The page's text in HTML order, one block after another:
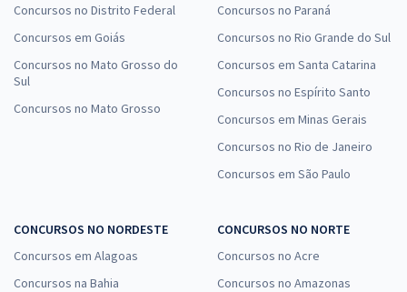
Concursos no Distrito Federal
Concursos em Goiás
Concursos no Mato Grosso do
Sul
Concursos no Mato Grosso
Concursos no Paraná
Concursos no Rio Grande do Sul
Concursos em Santa Catarina
Concursos no Espírito Santo
Concursos em Minas Gerais
Concursos no Rio de Janeiro
Concursos em São Paulo
CONCURSOS NO NORDESTE
Concursos em Alagoas
Concursos na Bahia
CONCURSOS NO NORTE
Concursos no Acre
Concursos no Amazonas